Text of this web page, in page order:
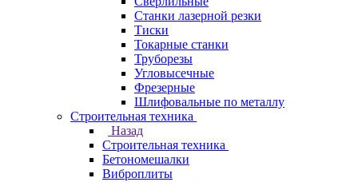
Станки лазерной резки
Тиски
Токарные станки
Труборезы
Угловысечные
Фрезерные
Шлифовальные по металлу
Строительная техника
Назад
Строительная техника
Бетономешалки
Виброплиты